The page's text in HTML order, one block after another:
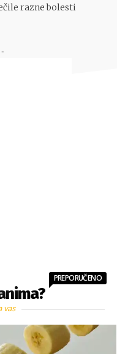
razne bolesti
-
PREPORUČENO
vas